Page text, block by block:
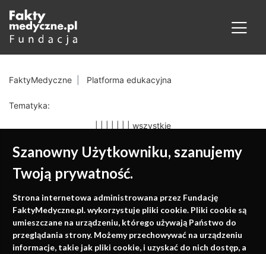
Szanowny Użytkowniku, szanujemy
Twoją prywatność.
Strona internetowa administrowana przez Fundację
FaktyMedyczne.pl. wykorzystuje pliki cookie. Pliki cookie są
umieszczane na urządzeniu, którego używają Państwo do
przeglądania strony. Możemy przechowywać na urządzeniu
informacje, takie jak pliki cookie, i uzyskać do nich dostęp, a
FaktyMedyczne Platforma edukacyjna
Tematyka:
wszystkie
Medycyna oparta na
faktach
Konferencje, szkolenia, e-learning, wydawnictwo